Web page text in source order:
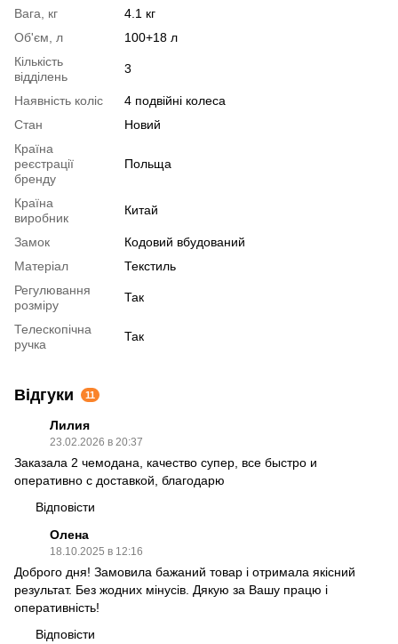
Вага, кг
4.1 кг
Об'єм, л
100+18 л
Кількість
відділень
3
Наявність коліс
4 подвійні колеса
Стан
Новий
Країна
реєстрації
бренду
Польща
Країна
виробник
Китай
Замок
Кодовий вбудований
Матеріал
Текстиль
Регулювання
розміру
Так
Телескопічна
ручка
Так
Відгуки 11
Лилия
23.02.2026 в 20:37
Заказала 2 чемодана, качество супер, все быстро и
оперативно с доставкой, благодарю
Відповісти
Олена
18.10.2025 в 12:16
Доброго дня! Замовила бажаний товар і отримала якісний
результат. Без жодних мінусів. Дякую за Вашу працю і
оперативність!
Відповісти